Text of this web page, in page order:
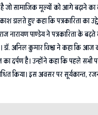
जो सामाजिक मूल्यों को आगे बढ़ाने का
डालते हुए कहा कि पत्रकारिता
नारायण पाण्डेय ने पत्रकारिता के
डाॅ. अनिल कुमार विश्वा ने कहा कि
दर्पण है। उन्होंने कहा कि पहले सभी
किया। इस अवसर पर सूर्यकान्त,